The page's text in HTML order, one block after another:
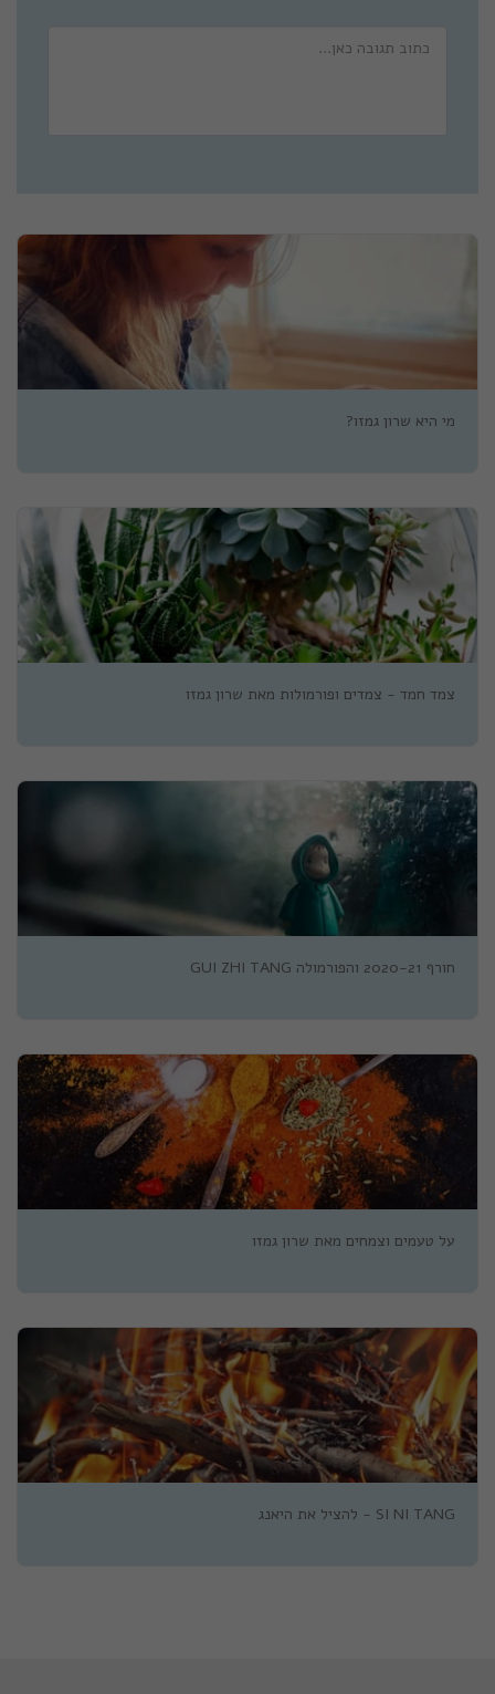
מי היא שרון גמזו?
צמד חמד - צמדים ופורמולות מאת שרון גמזו
חורף 2020-21 והפורמולה GUI ZHI TANG
על טעמים וצמחים מאת שרון גמזו
SI NI TANG - להציל את היאנג